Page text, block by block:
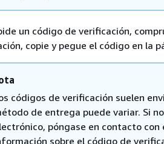
un código de verificación,
copie y pegue el código en la
códigos de verificación suelen
de entrega puede variar. Si
póngase en contacto
sobre el código de